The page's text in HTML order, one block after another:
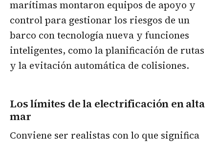
marítimas montaron equipos de apoyo y
control para gestionar los riesgos de un
barco con tecnología nueva y funciones
inteligentes, como la planificación de rutas
y la evitación automática de colisiones.
Los límites de la electrificación en alta
mar
Conviene ser realistas con lo que significa